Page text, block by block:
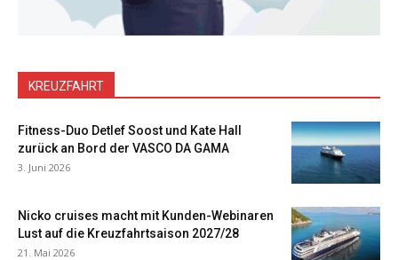
KREUZFAHRT
Fitness-Duo Detlef Soost und Kate Hall
zurück an Bord der VASCO DA GAMA
3. Juni 2026
Nicko cruises macht mit Kunden-Webinaren
Lust auf die Kreuzfahrtsaison 2027/28
21. Mai 2026